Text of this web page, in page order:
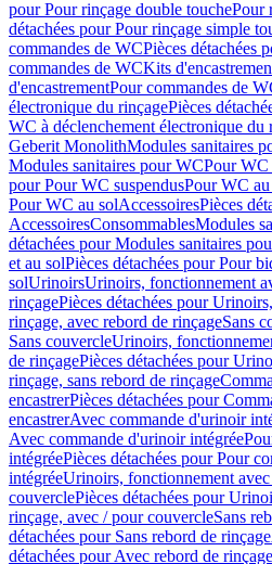
pour Pour rinçage double touchePour
détachées pour Pour rinçage simple
commandes de WCPièces détachées
commandes de WCKits
d'encastrementPour commandes de
électronique du rinçagePièces
WC à déclenchement électronique du
Geberit MonolithModules sanitaires
Modules sanitaires pour WCPour WC
pour Pour WC suspendusPour WC au
Pour WC au solAccessoiresPièces
AccessoiresConsommablesModules
détachées pour Modules sanitaires
et au solPièces détachées pour Pour
solUrinoirsUrinoirs, fonctionnement
rinçagePièces détachées pour
rinçage, avec rebord de rinçageSans
Sans couvercleUrinoirs,
de rinçagePièces détachées pour
rinçage, sans rebord de rinçage
encastrerPièces détachées pour
encastrerAvec commande d'urinoir
Avec commande d'urinoir intégrée
intégréePièces détachées pour Pour
intégréeUrinoirs, fonctionnement
couverclePièces détachées pour
rinçage, avec / pour couvercleSans
détachées pour Sans rebord de rinçage
détachées pour Avec rebord de rinçage